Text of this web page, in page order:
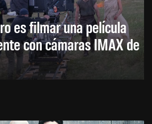
es filmar una película
con cámaras IMAX de